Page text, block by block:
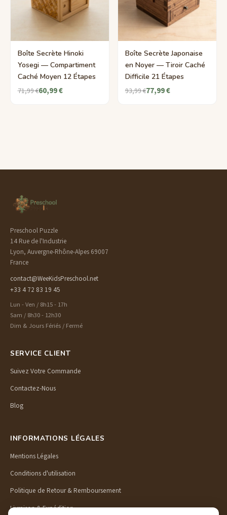
Boîte Secrète Hinoki
Yosegi — Compartiment
Caché Moyen 12 Étapes
71,99 €60,99 €
Boîte Secrète Japonaise
en Noyer — Tiroir Caché
Difficile 21 Étapes
93,99 €77,99 €
Preschool Puzzle
14 Rue de l'Industrie
Lyon, Auvergne-Rhône-Alpes 69007
France
contact@WeeKidsPreschool.net
+33 4 72 83 19 45
Lun - Ven / 8h15 - 17h
Sam / 8h30 - 12h30
Dim & Jours Fériés / Fermé
SERVICE CLIENT
Suivez Votre Commande
Contactez-Nous
Blog
INFORMATIONS LÉGALES
Mentions Légales
Conditions d'utilisation
Politique de Retour & Remboursement
Livraison & Expédition